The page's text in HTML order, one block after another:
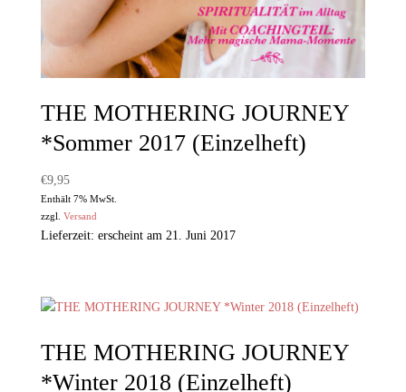
THE MOTHERING JOURNEY
*Sommer 2017 (Einzelheft)
€9,95
Enthält 7% MwSt.
zzgl. Versand
Lieferzeit: erscheint am 21. Juni 2017
THE MOTHERING JOURNEY
*Winter 2018 (Einzelheft)